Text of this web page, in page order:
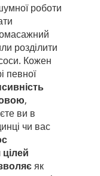
роботи
розділити
Кожен
певної
,
ви в
чи вас
як